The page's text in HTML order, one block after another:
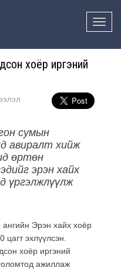
Toggle
хоёр иргэний
сумын
авиралт хийж
өртөн
эрэн хайх
үргэлжлүүлж
Эрэн хайх хоёр
цагт эхлүүлсэн.
хоёр иргэний
ажиллаж